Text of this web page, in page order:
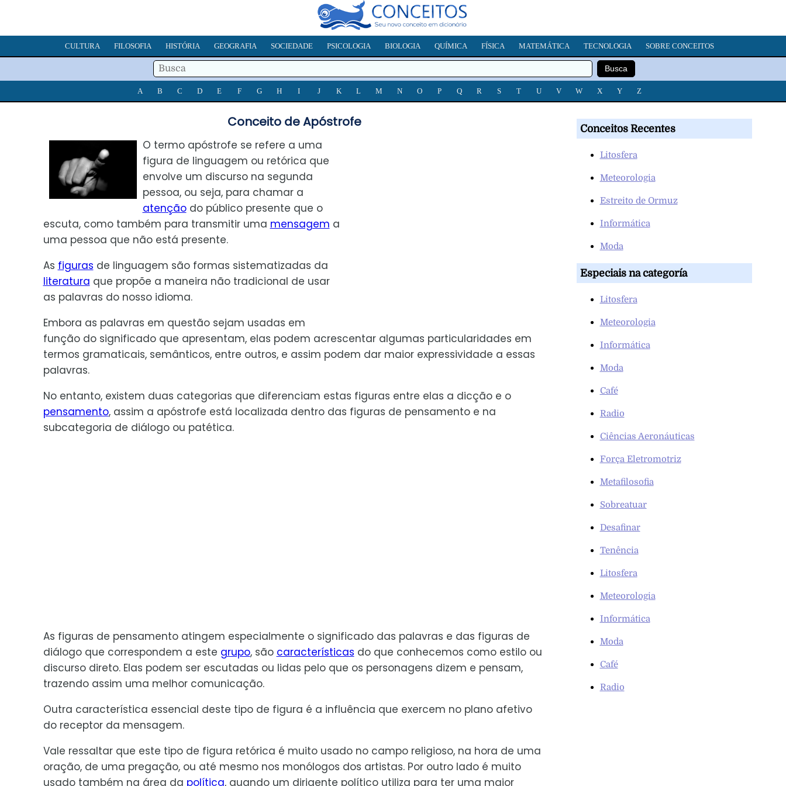
CULTURA FILOSOFIA HISTÓRIA GEOGRAFIA SOCIEDADE PSICOLOGIA BIOLOGIA QUÍMICA FÍSICA MATEMÁTICA TECNOLOGIA SOBRE CONCEITOS
A B C D E F G H I J K L M N O P Q R S T U V W X Y Z
Conceito de Apóstrofe
O termo apóstrofe se refere a uma
figura de linguagem ou retórica que
envolve um discurso na segunda
pessoa, ou seja, para chamar a
atençãodo público presente que o
escuta, como também para transmitir uma mensagem a
uma pessoa que não está presente.
As figuras de linguagem são formas sistematizadas da
literatura que propõe a maneira não tradicional de usar
as palavras do nosso idioma.
Embora as palavras em questão sejam usadas em
função do significado que apresentam, elas podem acrescentar algumas particularidades em
termos gramaticais, semânticos, entre outros, e assim podem dar maior expressividade a essas
palavras.
No entanto, existem duas categorias que diferenciam estas figuras entre elas a dicção e o
pensamento, assim a apóstrofe está localizada dentro das figuras de pensamento e na
subcategoria de diálogo ou patética.
As figuras de pensamento atingem especialmente o significado das palavras e das figuras de
diálogo que correspondem a este grupo, são características do que conhecemos como estilo ou
discurso direto. Elas podem ser escutadas ou lidas pelo que os personagens dizem e pensam,
trazendo assim uma melhor comunicação.
Outra característica essencial deste tipo de figura é a influência que exercem no plano afetivo
do receptor da mensagem.
Vale ressaltar que este tipo de figura retórica é muito usado no campo religioso, na hora de uma
oração, de uma pregação, ou até mesmo nos monólogos dos artistas. Por outro lado é muito
usado também na área da política, quando um dirigente político utiliza para ter uma maior
Conceitos Recentes
Litosfera
Meteorologia
Estreito de Ormuz
Informática
Moda
Especiais na categoría
Litosfera
Meteorologia
Informática
Moda
Café
Radio
Ciências Aeronáuticas
Força Eletromotriz
Metafilosofia
Sobreatuar
Desafinar
Tenência
Litosfera
Meteorologia
Informática
Moda
Café
Radio